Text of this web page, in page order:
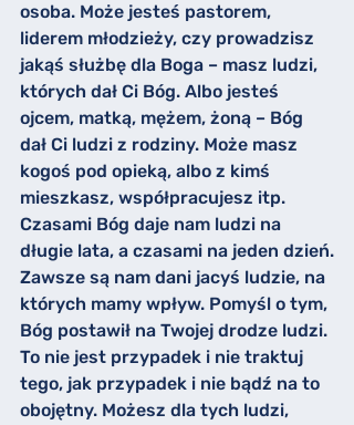
osoba. Może jesteś pastorem,
liderem młodzieży, czy prowadzisz
jakąś służbę dla Boga – masz ludzi,
których dał Ci Bóg. Albo jesteś
ojcem, matką, mężem, żoną – Bóg
dał Ci ludzi z rodziny. Może masz
kogoś pod opieką, albo z kimś
mieszkasz, współpracujesz itp.
Czasami Bóg daje nam ludzi na
długie lata, a czasami na jeden dzień.
Zawsze są nam dani jacyś ludzie, na
których mamy wpływ. Pomyśl o tym,
Bóg postawił na Twojej drodze ludzi.
To nie jest przypadek i nie traktuj
tego, jak przypadek i nie bądź na to
obojętny. Możesz dla tych ludzi,